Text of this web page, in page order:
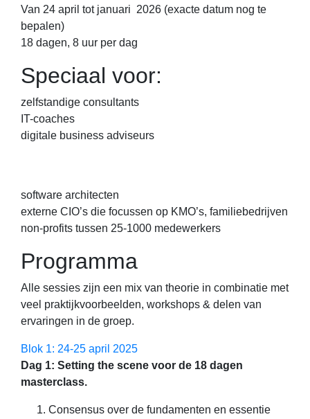
Van 24 april tot januari 2026 (exacte datum nog te
bepalen)
18 dagen, 8 uur per dag
Speciaal voor:
zelfstandige consultants
IT-coaches
digitale business adviseurs
software architecten
externe CIO’s die focussen op KMO’s, familiebedrijven
non-profits tussen 25-1000 medewerkers
Programma
Alle sessies zijn een mix van theorie in combinatie met
veel praktijkvoorbeelden, workshops & delen van
ervaringen in de groep.
Blok 1: 24-25 april 2025
Dag 1: Setting the scene voor de 18 dagen
masterclass.
Consensus over de fundamenten en essentie